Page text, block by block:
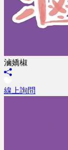
滷嬌椒
線上詢問